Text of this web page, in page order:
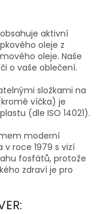
aktivní
oleje z
oleje. Naše
o vaše oblečení.
složkami na
víčka) je
(dle ISO 14021).
moderní
v roce 1979 s vizí
fosfátů, protože
zdraví je pro